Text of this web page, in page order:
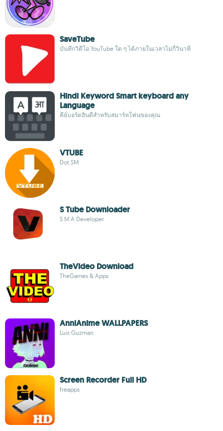
SaveTube
บันทึกวิดีโอ YouTube ใด ๆ ได้ภายในเวลาไม่กี่วินาที
Hindi Keyword Smart keyboard any
Language
คีย์บอร์ดฮินดีสำหรับสมาร์ทโฟนของคุณ
VTUBE
Dot.SM
S Tube Downloader
S M A Developer
TheVideo Download
TheGames & Apps
AnniAnime WALLPAPERS
Luis Guzman
Screen Recorder Full HD
freapps